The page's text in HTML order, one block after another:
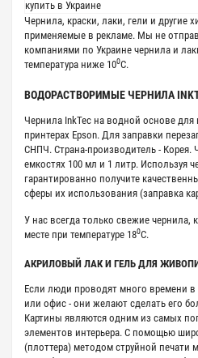
Чернила, краски, лаки, гели и другие
применяемые в рекламе. Мы не
компаниями по Украине чернила и
температура ниже 100С.
ВОДОРАСТВОРИМЫЕ ЧЕРНИЛА
Чернила InkTec на водной основе
принтерах Epson. Для заправки
СНПЧ. Страна-производитель - Корея.
емкостях 100 мл и 1 литр. Используя
гарантированно получите
сферы их использования (заправка
У нас всегда только свежие чернила,
месте при температуре 180С.
АКРИЛОВЫЙ ЛАК И ГЕЛЬ ДЛЯ
Если люди проводят много времени в
или офис - они желают сделать его
Картины являются одним из самых
элементов интерьера. С помощью
(плоттера) методом струйной печати